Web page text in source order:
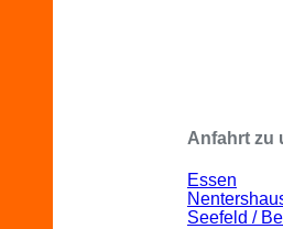
Anfahrt zu
Essen
Seefeld /